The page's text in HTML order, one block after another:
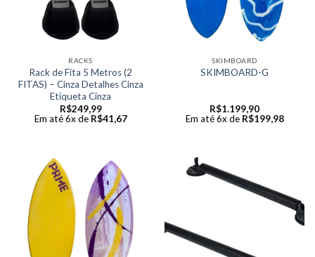
RACKS
Rack de Fita 5 Metros (2
FITAS) – Cinza Detalhes Cinza
Etiqueta Cinza
R$249,99
Em até 6x de R$41,67
SKIMBOARD
SKIMBOARD-G
R$1.199,90
Em até 6x de R$199,98